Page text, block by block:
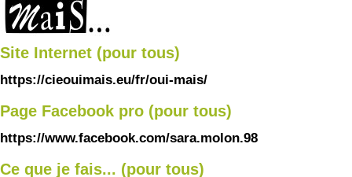
Site Internet (pour tous)
https://cieouimais.eu/fr/oui-mais/
Page Facebook pro (pour tous)
https://www.facebook.com/sara.molon.98
Ce que je fais... (pour tous)